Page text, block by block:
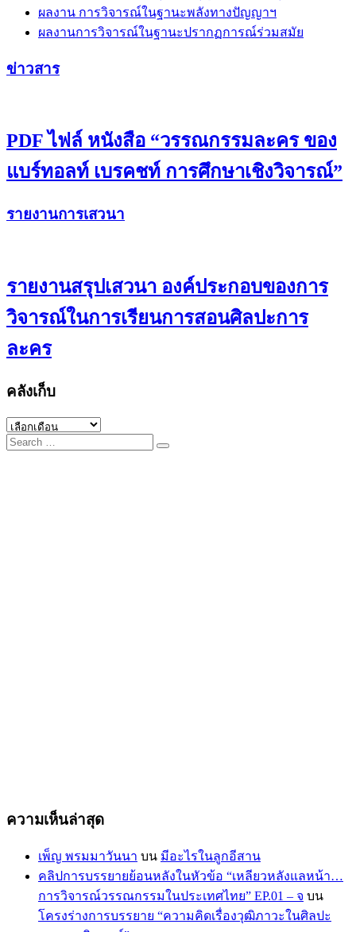
ผลงาน การวิจารณ์ในฐานะพลังทางปัญญาฯ
ผลงานการวิจารณ์ในฐานะปรากฏการณ์ร่วมสมัย
ข่าวสาร
PDF ไฟล์ หนังสือ “วรรณกรรมละคร ของ
แบร์ทอลท์ เบรคชท์ การศึกษาเชิงวิจารณ์”
รายงานการเสวนา
รายงานสรุปเสวนา องค์ประกอบของการ
วิจารณ์ในการเรียนการสอนศิลปะการ
ละคร
คลังเก็บ
คลัง
เก็บ
Search
for:
ความเห็นล่าสุด
เพ็ญ พรมมาวันนา บน มีอะไรในลูกอีสาน
คลิปการบรรยายย้อนหลังในหัวข้อ “เหลียวหลังแลหน้า…
การวิจารณ์วรรณกรรมในประเทศไทย” EP.01 – จ บน
โครงร่างการบรรยาย “ความคิดเรื่องวุฒิภาวะในศิลปะ